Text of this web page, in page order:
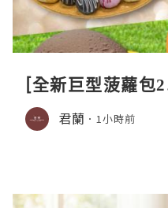
[全新巨型菠蘿包
君蘭 1小時前